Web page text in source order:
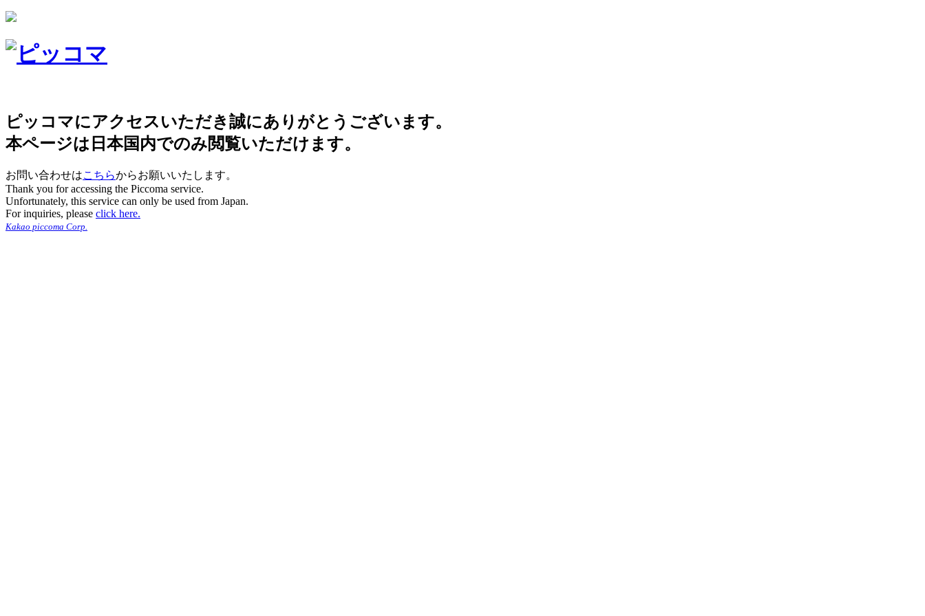
ピッコマにアクセスいただき誠にありがとうございます。
本ページは日本国内でのみ閲覧いただけます。
お問い合わせはこちらからお願いいたします。
Thank you for accessing the Piccoma service.
Unfortunately, this service can only be used from Japan.
For inquiries, please click here.
Kakao piccoma Corp.